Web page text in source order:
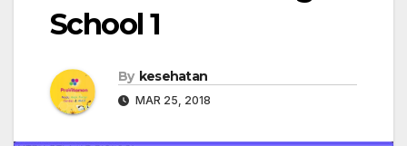
School 1
By kesehatan
MAR 25, 2018